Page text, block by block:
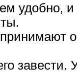
удобно,
завести.